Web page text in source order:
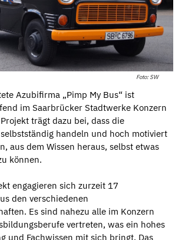
Foto: SW
Azubifirma „Pimp My Bus“ ist
im Saarbrücker Stadtwerke Konzern
trägt dazu bei, dass die
handeln und hoch motiviert
aus dem Wissen heraus, selbst etwas
können.
engagieren sich zurzeit 17
den verschiedenen
Es sind nahezu alle im Konzern
vertreten, was ein hohes
und Fachwissen mit sich bringt. Das